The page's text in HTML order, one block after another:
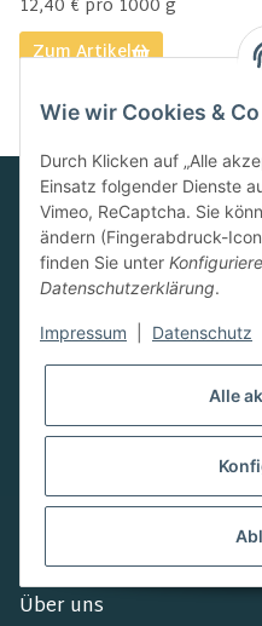
12,40 € pro 1000 g
Zum Artikel
Seite
Navigation
Home
Über uns
Wie wir Cookies &
Durch Klicken auf „Alle
Einsatz folgender Dienste
Vimeo, ReCaptcha. Sie
ändern (Fingerabdruck-
finden Sie unter
Datenschutzerklärung.
Impressum Datenschutz
Alle